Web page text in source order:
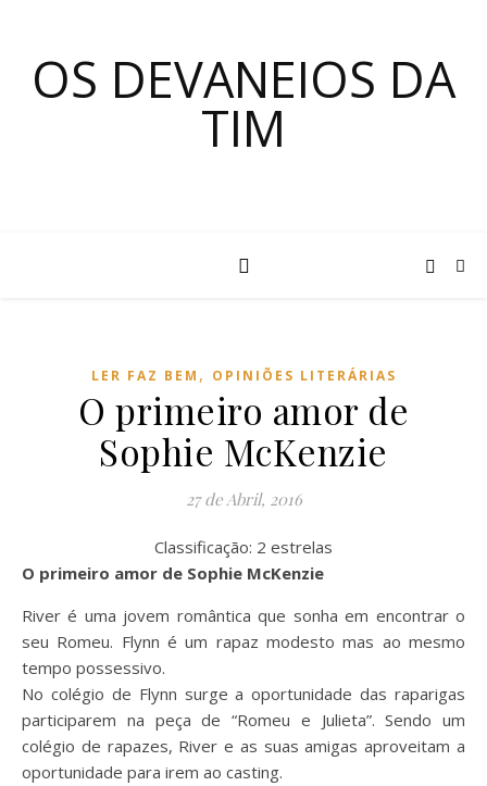
OS DEVANEIOS DA
TIM
LER FAZ BEM , OPINIÕES LITERÁRIAS
O primeiro amor de
Sophie McKenzie
27 de Abril, 2016
Classificação: 2 estrelas
O primeiro amor de Sophie McKenzie
River é uma jovem romântica que sonha em encontrar o
seu Romeu. Flynn é um rapaz modesto mas ao mesmo
tempo possessivo.
No colégio de Flynn surge a oportunidade das raparigas
participarem na peça de “Romeu e Julieta”. Sendo um
colégio de rapazes, River e as suas amigas aproveitam a
oportunidade para irem ao casting.